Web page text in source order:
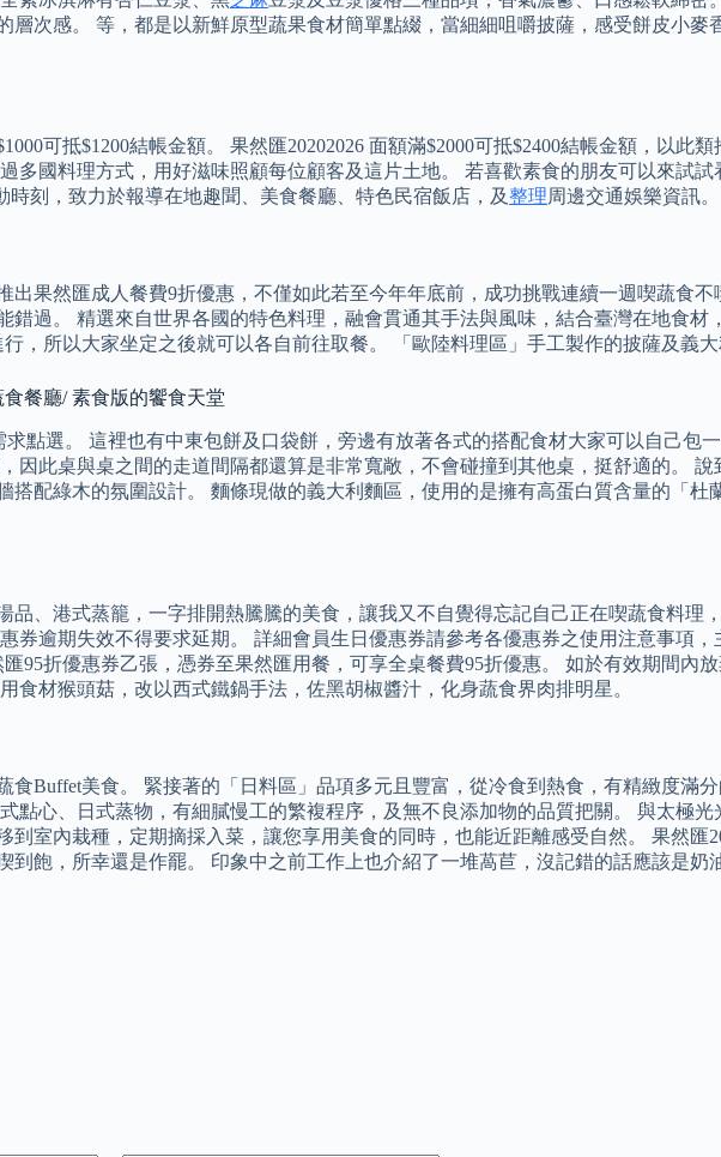
次感。 等，都是以新鮮原型蔬果食材簡單點綴，當細細咀嚼披薩，感受餅皮小麥
可抵$1200結帳金額。 果然匯20202026 面額滿$2000可抵$2400結帳金額，以此
多國料理方式，用好滋味照顧每位顧客及這片土地。 若喜歡素食的朋友可以來試
刻，致力於報導在地趣聞、美食餐廳、特色民宿飯店，及整理周邊交通娛樂資訊。
果然匯成人餐費9折優惠，不僅如此若至今年年底前，成功挑戰連續一週喫蔬食
過。 精選來自世界各國的特色料理，融會貫通其手法與風味，結合臺灣在地食材
，所以大家坐定之後就可以各自前往取餐。 「歐陸料理區」手工製作的披薩及義
餐廳/ 素食版的饗食天堂
點選。 這裡也有中東包餅及口袋餅，旁邊有放著各式的搭配食材大家可以自己包
因此桌與桌之間的走道間隔都還算是非常寬敞，不會碰撞到其他桌，挺舒適的。
配綠木的氛圍設計。 麵條現做的義大利麵區，使用的是擁有高蛋白質含量的「杜
、港式蒸籠，一字排開熱騰騰的美食，讓我又不自覺得忘記自己正在喫蔬食料理
券逾期失效不得要求延期。 詳細會員生日優惠券請參考各優惠券之使用注意事項
匯95折優惠券乙張，憑券至果然匯用餐，可享全桌餐費95折優惠。 如於有效期間內
材猴頭菇，改以西式鐵鍋手法，佐黑胡椒醬汁，化身蔬食界肉排明星。
Buffet美食。 緊接著的「日料區」品項多元且豐富，從冷食到熱食，有精緻度滿
點心、日式蒸物，有細膩慢工的繁複程序，及無不良添加物的品質把關。 與太極
室內栽種，定期摘採入菜，讓您享用美食的同時，也能近距離感受自然。 果然匯
飽，所幸還是作罷。 印象中之前工作上也介紹了一堆萵苣，沒記錯的話應該是奶